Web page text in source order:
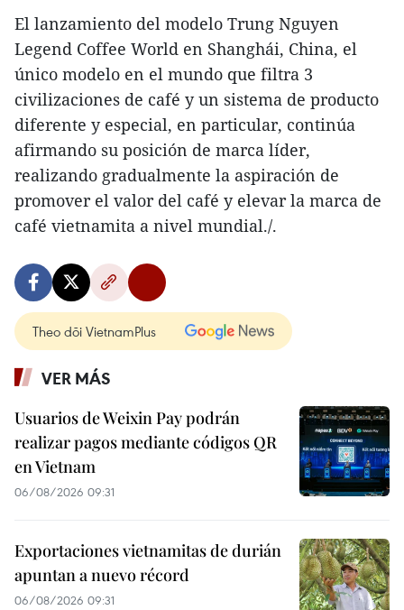
El lanzamiento del modelo Trung Nguyen
Legend Coffee World en Shanghái, China, el
único modelo en el mundo que filtra 3
civilizaciones de café y un sistema de producto
diferente y especial, en particular, continúa
afirmando su posición de marca líder,
realizando gradualmente la aspiración de
promover el valor del café y elevar la marca de
café vietnamita a nivel mundial./.
Theo dõi VietnamPlus
VER MÁS
Usuarios de Weixin Pay podrán
realizar pagos mediante códigos QR
en Vietnam
06/08/2026 09:31
Exportaciones vietnamitas de durián
apuntan a nuevo récord
06/08/2026 09:31